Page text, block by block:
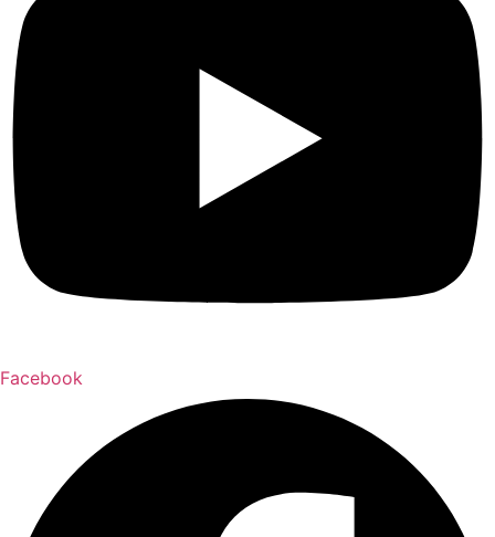
Facebook